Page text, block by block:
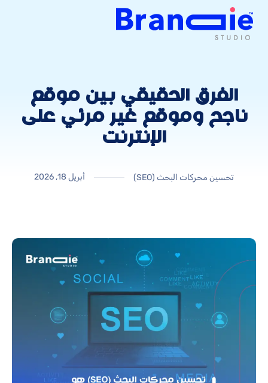
الفرق الحقيقي بين موقع
ناجح وموقع غير مرئي على
الإنترنت
تحسين محركات البحث (SEO) أبريل 18, 2026